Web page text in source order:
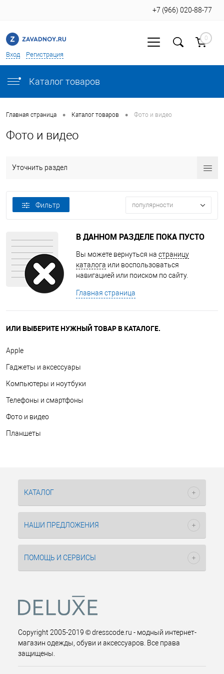
Вход Регистрация
+7 (966) 020-88-77
0
Каталог товаров
Главная страница • Каталог товаров • Фото и видео
Фото и видео
Уточнить раздел
Фильтр популярности
В ДАННОМ РАЗДЕЛЕ ПОКА ПУСТО
Вы можете вернуться на страницу
каталога или воспользоваться
навигацией или поиском по сайту.
Главная страница
ИЛИ ВЫБЕРИТЕ НУЖНЫЙ ТОВАР В КАТАЛОГЕ.
Apple
Гаджеты и аксессуары
Компьютеры и ноутбуки
Телефоны и смартфоны
Фото и видео
Планшеты
КАТАЛОГ
НАШИ ПРЕДЛОЖЕНИЯ
ПОМОЩЬ И СЕРВИСЫ
Copyright 2005-2019 © dresscode.ru - модный интернет-
магазин одежды, обуви и аксессуаров. Все права
защищены.